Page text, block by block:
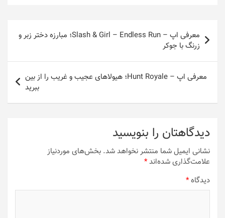
راهبری
نوشته
معرفی اپ – Slash & Girl – Endless Run؛ مبارزه دختر زبر و
زرنگ با جوکر
معرفی اپ – Hunt Royale؛ هیولاهای عجیب و غریب را از بین
ببرید
دیدگاهتان را بنویسید
نشانی ایمیل شما منتشر نخواهد شد. بخش‌های موردنیاز
علامت‌گذاری شده‌اند*
دیدگاه*